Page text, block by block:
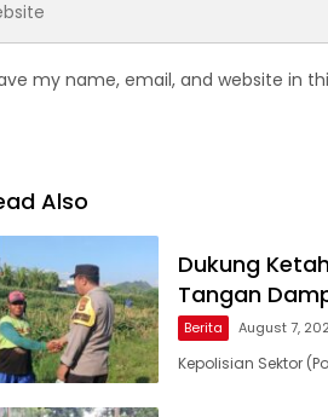
my name, email, and website in
Also
Dukung
Tangan
Berita August 7,
Kepolisian Sektor